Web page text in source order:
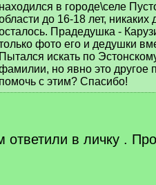
находился в городе\селе
до 16-18 лет, никаких
Прадедушка -
фото его и дедушки
Пытался искать по
но явно это другое
помочь с этим? Спасибо!
ответили в личку .